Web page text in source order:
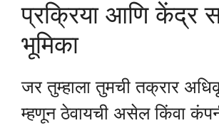
प्रक्रिया आणि केंद्र
भूमिका
जर तुम्हाला तुमची तक्रार
म्हणून ठेवायची असेल किंवा